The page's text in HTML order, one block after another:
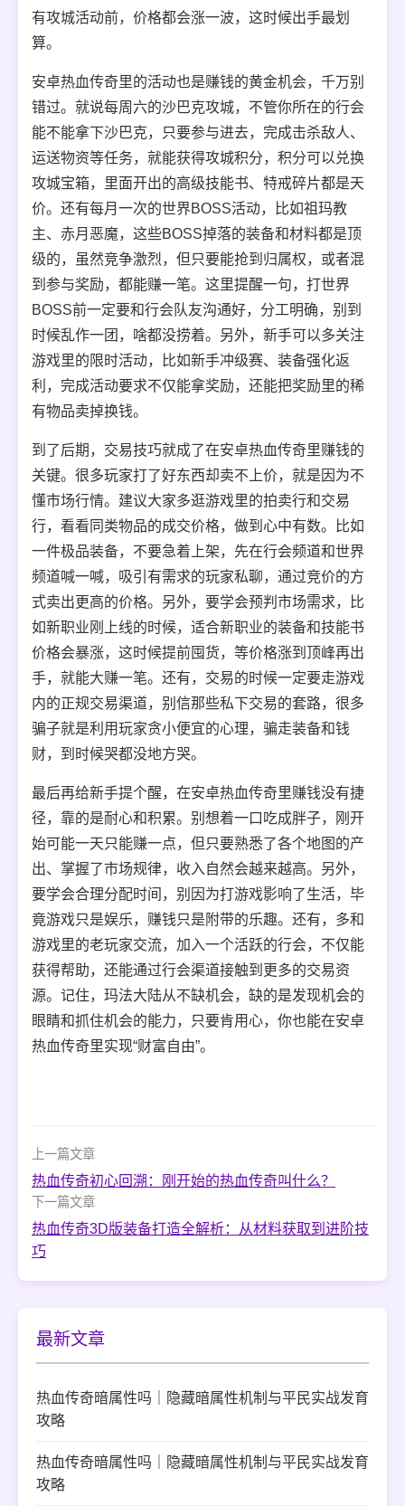
有攻城活动前，价格都会涨一波，这时候出手最划
算。
安卓热血传奇里的活动也是赚钱的黄金机会，千万别
错过。就说每周六的沙巴克攻城，不管你所在的行会
能不能拿下沙巴克，只要参与进去，完成击杀敌人、
运送物资等任务，就能获得攻城积分，积分可以兑换
攻城宝箱，里面开出的高级技能书、特戒碎片都是天
价。还有每月一次的世界BOSS活动，比如祖玛教
主、赤月恶魔，这些BOSS掉落的装备和材料都是顶
级的，虽然竞争激烈，但只要能抢到归属权，或者混
到参与奖励，都能赚一笔。这里提醒一句，打世界
BOSS前一定要和行会队友沟通好，分工明确，别到
时候乱作一团，啥都没捞着。另外，新手可以多关注
游戏里的限时活动，比如新手冲级赛、装备强化返
利，完成活动要求不仅能拿奖励，还能把奖励里的稀
有物品卖掉换钱。
到了后期，交易技巧就成了在安卓热血传奇里赚钱的
关键。很多玩家打了好东西却卖不上价，就是因为不
懂市场行情。建议大家多逛游戏里的拍卖行和交易
行，看看同类物品的成交价格，做到心中有数。比如
一件极品装备，不要急着上架，先在行会频道和世界
频道喊一喊，吸引有需求的玩家私聊，通过竞价的方
式卖出更高的价格。另外，要学会预判市场需求，比
如新职业刚上线的时候，适合新职业的装备和技能书
价格会暴涨，这时候提前囤货，等价格涨到顶峰再出
手，就能大赚一笔。还有，交易的时候一定要走游戏
内的正规交易渠道，别信那些私下交易的套路，很多
骗子就是利用玩家贪小便宜的心理，骗走装备和钱
财，到时候哭都没地方哭。
最后再给新手提个醒，在安卓热血传奇里赚钱没有捷
径，靠的是耐心和积累。别想着一口吃成胖子，刚开
始可能一天只能赚一点，但只要熟悉了各个地图的产
出、掌握了市场规律，收入自然会越来越高。另外，
要学会合理分配时间，别因为打游戏影响了生活，毕
竟游戏只是娱乐，赚钱只是附带的乐趣。还有，多和
游戏里的老玩家交流，加入一个活跃的行会，不仅能
获得帮助，还能通过行会渠道接触到更多的交易资
源。记住，玛法大陆从不缺机会，缺的是发现机会的
眼睛和抓住机会的能力，只要肯用心，你也能在安卓
热血传奇里实现“财富自由”。
上一篇文章
热血传奇初心回溯：刚开始的热血传奇叫什么？
下一篇文章
热血传奇3D版装备打造全解析：从材料获取到进阶技
巧
最新文章
热血传奇暗属性吗｜隐藏暗属性机制与平民实战发育
攻略
热血传奇暗属性吗｜隐藏暗属性机制与平民实战发育
攻略